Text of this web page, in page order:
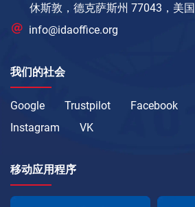
休斯敦，德克萨斯州 77043，美国
info@idaoffice.org
我们的社会
Google Trustpilot Facebook
Instagram
VK
移动应用程序